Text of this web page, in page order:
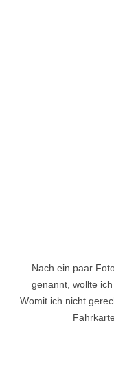
Nach ein paar
genannt, wollte
Womit ich nicht